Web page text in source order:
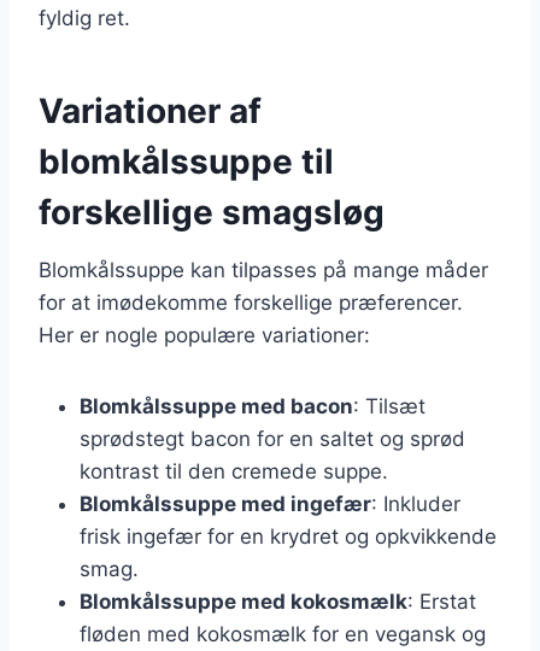
fyldig ret.
Variationer af
blomkålssuppe til
forskellige smagsløg
Blomkålssuppe kan tilpasses på mange måder
for at imødekomme forskellige præferencer.
Her er nogle populære variationer:
Blomkålssuppe med bacon: Tilsæt
sprødstegt bacon for en saltet og sprød
kontrast til den cremede suppe.
Blomkålssuppe med ingefær: Inkluder
frisk ingefær for en krydret og opkvikkende
smag.
Blomkålssuppe med kokosmælk: Erstat
fløden med kokosmælk for en vegansk og